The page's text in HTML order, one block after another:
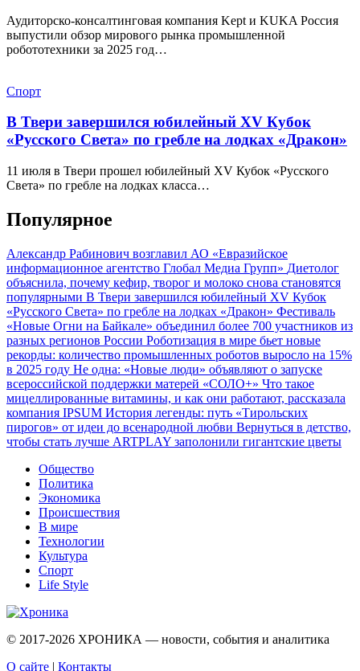
Аудиторско-консалтинговая компания Kept и KUKA Россия
выпустили обзор мирового рынка промышленной
робототехники за 2025 год…
Спорт
В Твери завершился юбилейный XV Кубок
«Русского Света» по гребле на лодках «Дракон»
11 июля в Твери прошел юбилейный XV Кубок «Русского
Света» по гребле на лодках класса…
Популярное
Александр Рабинович возглавил АО «Евразийское
информационное агентство Глобал Медиа Групп» Диетолог
объяснила, почему кефир, творог и молоко снова становятся
популярными В Твери завершился юбилейный XV Кубок
«Русского Света» по гребле на лодках «Дракон» Фестиваль
«Новые Огни на Байкале» объединил более 700 участников из
разных регионов России Роботизация в мире бьет новые
рекорды: количество промышленных роботов выросло на 15%
в 2025 году Не одна: «Новые люди» объявляют о запуске
всероссийской поддержки матерей «СОЛО+» Что такое
мицеллированные витамины, и как они работают, рассказала
компания IPSUM История легенды: путь «Тирольских
пирогов» от идеи до всенародной любви Вернуться в детство,
чтобы стать лучше ARTPLAY заполонили гигантские цветы
Общество
Политика
Экономика
Происшествия
В мире
Технологии
Культура
Спорт
Life Style
© 2017-2026 ХРОНИКА — новости, события и аналитика
О сайте | Контакты